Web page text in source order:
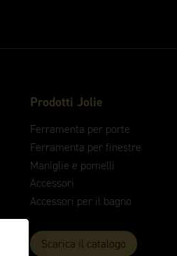
Prodotti Jolie
Ferramenta per porte
Ferramenta per finestre
Maniglie e pomelli
Accessori
Accessori per il bagno
Scarica il catalogo